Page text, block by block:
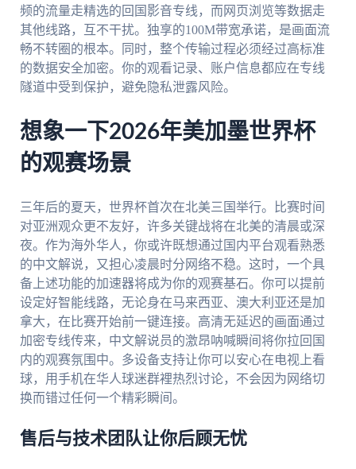
频的流量走精选的回国影音专线，而网页浏览等数据走
其他线路，互不干扰。独享的100M带宽承诺，是画面流
畅不转圈的根本。同时，整个传输过程必须经过高标准
的数据安全加密。你的观看记录、账户信息都应在专线
隧道中受到保护，避免隐私泄露风险。
想象一下2026年美加墨世界杯
的观赛场景
三年后的夏天，世界杯首次在北美三国举行。比赛时间
对亚洲观众更不友好，许多关键战将在北美的清晨或深
夜。作为海外华人，你或许既想通过国内平台观看熟悉
的中文解说，又担心凌晨时分网络不稳。这时，一个具
备上述功能的加速器将成为你的观赛基石。你可以提前
设定好智能线路，无论身在马来西亚、澳大利亚还是加
拿大，在比赛开始前一键连接。高清无延迟的画面通过
加密专线传来，中文解说员的激昂呐喊瞬间将你拉回国
内的观赛氛围中。多设备支持让你可以安心在电视上看
球，用手机在华人球迷群裡热烈讨论，不会因为网络切
换而错过任何一个精彩瞬间。
售后与技术团队让你后顾无忧